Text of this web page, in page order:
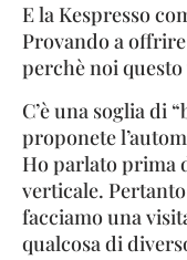
E la Kespresso
Provando a
perchè noi
C’è una soglia di
proponete
Ho parlato prima
verticale.
facciamo una
qualcosa di